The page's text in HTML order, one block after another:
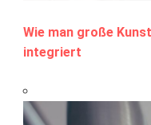
Wie man große
integriert